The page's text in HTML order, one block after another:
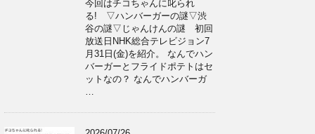
今回はチコちゃんに叱られ
る! ▽ハンバーガーの謎▽渋
谷の謎▽じゃんけんの謎 初回
放送日NHK総合テレビジョン7
月31日(金)を紹介。 なんでハン
バーガーとフライドポテトはセ
ットなの？ なんでハンバーガ
…